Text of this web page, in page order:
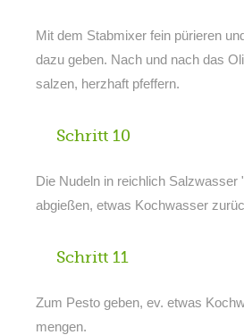
Mit dem Stabmixer fein pürieren
dazu geben. Nach und nach das
salzen, herzhaft pfeffern.
Schritt 10
Die Nudeln in reichlich Salzwasser
abgießen, etwas Kochwasser
Schritt 11
Zum Pesto geben, ev. etwas
mengen.